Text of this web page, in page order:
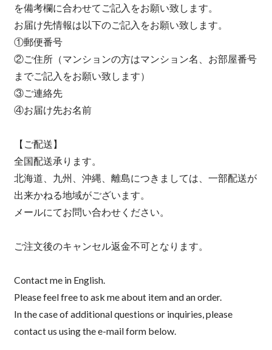
を備考欄に合わせてご記入をお願い致します。
お届け先情報は以下のご記入をお願い致します。
①郵便番号
②ご住所（マンションの方はマンション名、お部屋番号
までご記入をお願い致します）
③ご連絡先
④お届け先お名前
【ご配送】
全国配送承ります。
北海道、九州、沖縄、離島につきましては、一部配送が
出来かねる地域がございます。
メールにてお問い合わせください。
ご注文後のキャンセル返金不可となります。
Contact me in English.
Please feel free to ask me about item and an order.
In the case of additional questions or inquiries, please
contact us using the e-mail form below.